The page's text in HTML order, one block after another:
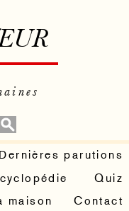
Dernières parutions
Quiz
maison Contact